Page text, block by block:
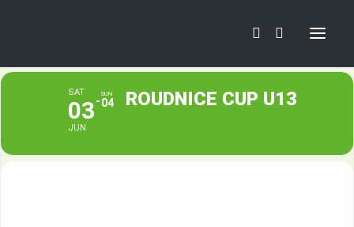
Novinky
Mini Euro
SAT
03
JUN
SUN
04 ROUDNICE CUP U13